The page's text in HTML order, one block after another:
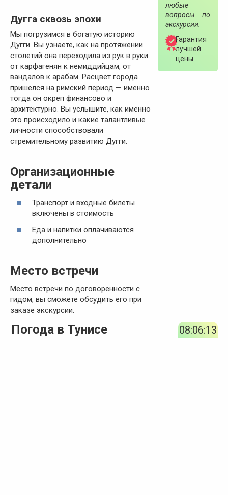
любые
вопросы по
экскурсии.
Гарантия
лучшей
цены
Дугга сквозь эпохи
Мы погрузимся в богатую историю
Дугги. Вы узнаете, как на протяжении
столетий она переходила из рук в руки:
от карфагенян к немиддийцам, от
вандалов к арабам. Расцвет города
пришелся на римский период — именно
тогда он окреп финансово и
архитектурно. Вы услышите, как именно
это происходило и какие талантливые
личности способствовали
стремительному развитию Дугги.
Организационные
детали
Транспорт и входные билеты
включены в стоимость
Еда и напитки оплачиваются
дополнительно
Место встречи
Место встречи по договоренности с
гидом, вы сможете обсудить его при
заказе экскурсии.
Погода в Тунисе 08:06:13